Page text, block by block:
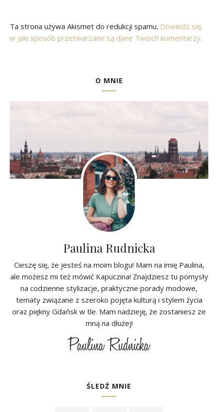
Ta strona używa Akismet do redukcji spamu. Dowiedz się,
w jaki sposób przetwarzane są dane Twoich komentarzy.
O MNIE
Paulina Rudnicka
Cieszę się, że jesteś na moim blogu! Mam na imię Paulina,
ale możesz mi też mówić Kapuczina! Znajdziesz tu pomysły
na codzienne stylizacje, praktyczne porady modowe,
tematy związane z szeroko pojęta kulturą i stylem życia
oraz piękny Gdańsk w tle. Mam nadzieję, że zostaniesz ze
mną na dłużej!
ŚLEDŹ MNIE